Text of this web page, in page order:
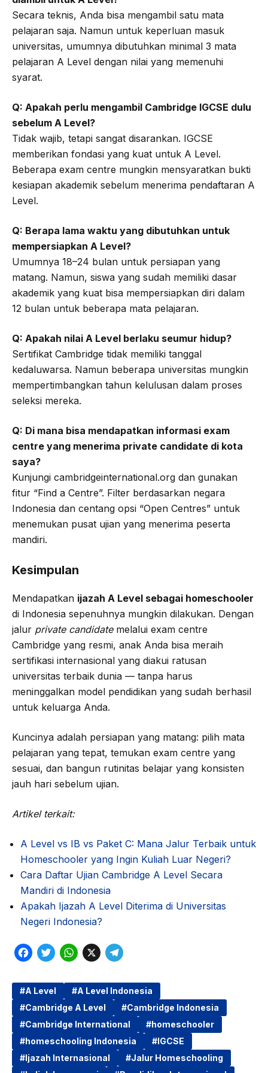
Secara teknis, Anda bisa mengambil satu mata
pelajaran saja. Namun untuk keperluan masuk
universitas, umumnya dibutuhkan minimal 3 mata
pelajaran A Level dengan nilai yang memenuhi
syarat.
Q: Apakah perlu mengambil Cambridge IGCSE dulu
sebelum A Level?
Tidak wajib, tetapi sangat disarankan. IGCSE
memberikan fondasi yang kuat untuk A Level.
Beberapa exam centre mungkin mensyaratkan bukti
kesiapan akademik sebelum menerima pendaftaran A
Level.
Q: Berapa lama waktu yang dibutuhkan untuk
mempersiapkan A Level?
Umumnya 18–24 bulan untuk persiapan yang
matang. Namun, siswa yang sudah memiliki dasar
akademik yang kuat bisa mempersiapkan diri dalam
12 bulan untuk beberapa mata pelajaran.
Q: Apakah nilai A Level berlaku seumur hidup?
Sertifikat Cambridge tidak memiliki tanggal
kedaluwarsa. Namun beberapa universitas mungkin
mempertimbangkan tahun kelulusan dalam proses
seleksi mereka.
Q: Di mana bisa mendapatkan informasi exam
centre yang menerima private candidate di kota
saya?
Kunjungi cambridgeinternational.org dan gunakan
fitur “Find a Centre”. Filter berdasarkan negara
Indonesia dan centang opsi “Open Centres” untuk
menemukan pusat ujian yang menerima peserta
mandiri.
Kesimpulan
Mendapatkan ijazah A Level sebagai homeschooler
di Indonesia sepenuhnya mungkin dilakukan. Dengan
jalur private candidatemelalui exam centre
Cambridge yang resmi, anak Anda bisa meraih
sertifikasi internasional yang diakui ratusan
universitas terbaik dunia — tanpa harus
meninggalkan model pendidikan yang sudah berhasil
untuk keluarga Anda.
Kuncinya adalah persiapan yang matang: pilih mata
pelajaran yang tepat, temukan exam centre yang
sesuai, dan bangun rutinitas belajar yang konsisten
jauh hari sebelum ujian.
Artikel terkait:
A Level vs IB vs Paket C: Mana Jalur Terbaik untuk
Homeschooler yang Ingin Kuliah Luar Negeri?
Cara Daftar Ujian Cambridge A Level Secara
Mandiri di Indonesia
Apakah Ijazah A Level Diterima di Universitas
Negeri Indonesia?
F
c
e
b
o
o
T
i
t
t
e
r
W
t
s
A
p
X
T
g
r
a
A Level
A Level Indonesia
Cambridge A Level
Cambridge Indonesia
Cambridge International
homeschooler
homeschooling Indonesia
IGCSE
Ijazah Internasional
Jalur Homeschooling